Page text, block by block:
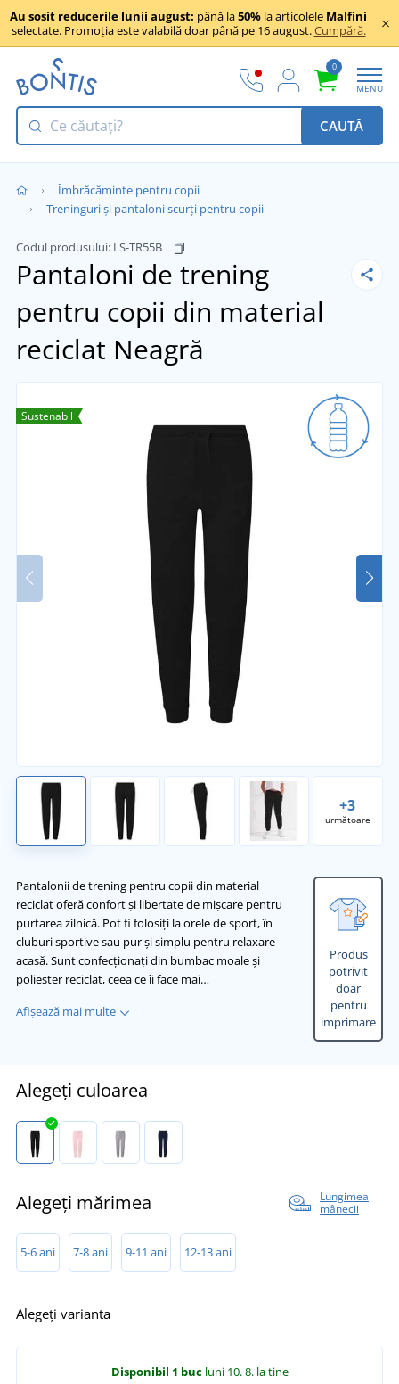
Au sosit reducerile lunii august: până la50% la articolele Malfini
selectate. Promoția este valabilă doar până pe 16 august.Cumpără.
0
MENU
CAUTĂ
Îmbrăcăminte pentru copii
Treninguri și pantaloni scurți pentru copii
Codul produsului: LS-TR55B
Pantaloni de trening
pentru copii din material
reciclat Neagră
+3
următoare
Sustenabil
Pantalonii de trening pentru copii din material
reciclat oferă confort și libertate de mișcare pentru
purtarea zilnică. Pot fi folosiți la orele de sport, în
cluburi sportive sau pur și simplu pentru relaxare
acasă. Sunt confecționați din bumbac moale și
poliester reciclat, ceea ce îi face mai…
Afișează mai multe
Produs
potrivit
doar
pentru
imprimare
Alegeți culoarea
Alegeți mărimea
Lungimea
mânecii
5-6 ani 7-8 ani 9-11 ani 12-13 ani
Alegeți varianta
Disponibil 1 buc luni 10. 8. la tine